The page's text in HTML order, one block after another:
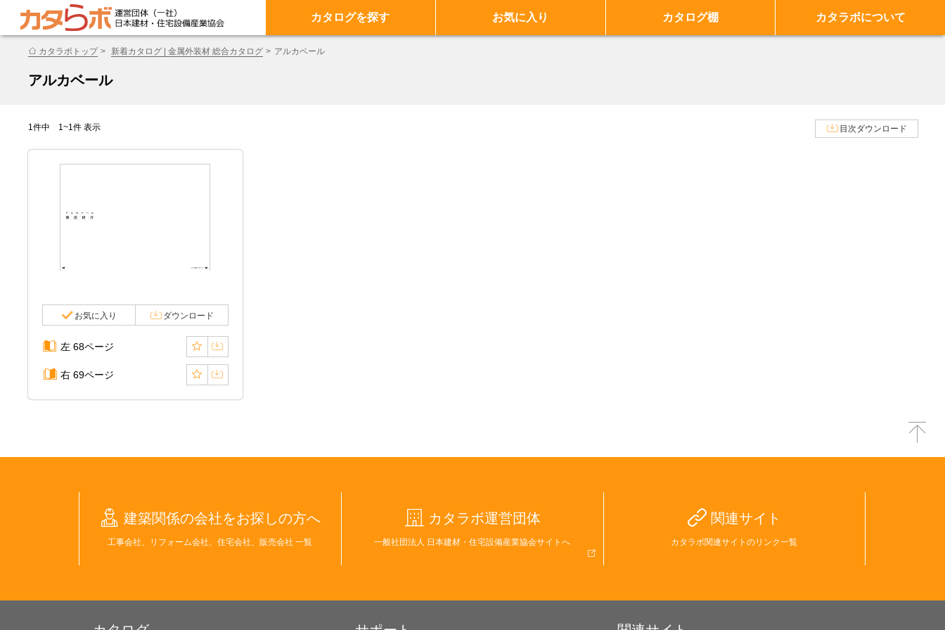
カタログを探す お気に入り カタログ棚 カタラボについて
カタラボトップ 新着カタログ | 金属外装材 総合カタログ アルカベール
アルカベール
1件中 1~1件 表示 目次ダウンロード
お気に入り ダウンロード
左 68ページ
右 69ページ
建築関係の会社をお探しの方へ
工事会社、リフォーム会社、住宅会社、販売会社 一覧
カタラボ運営団体
一般社団法人 日本建材・住宅設備産業協会サイトへ
関連サイト
カタラボ関連サイトのリンク一覧